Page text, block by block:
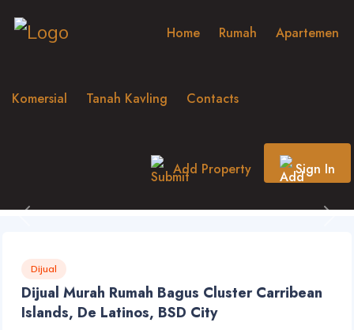
Home Rumah Apartemen
Komersial Tanah Kavling Contacts
Add Property Sign In
Dijual
Dijual Murah Rumah Bagus Cluster Carribean
Islands, De Latinos, BSD City